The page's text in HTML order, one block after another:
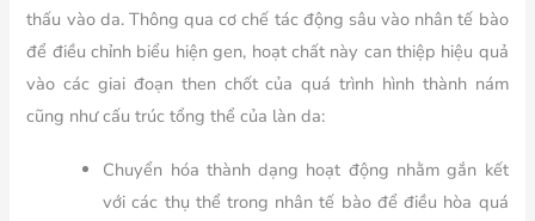
thấu vào da. Thông qua cơ chế tác động sâu vào nhân tế bào
để điều chỉnh biểu hiện gen, hoạt chất này can thiệp hiệu quả
vào các giai đoạn then chốt của quá trình hình thành nám
cũng như cấu trúc tổng thể của làn da:
Chuyển hóa thành dạng hoạt động nhằm gắn kết
với các thụ thể trong nhân tế bào để điều hòa quá